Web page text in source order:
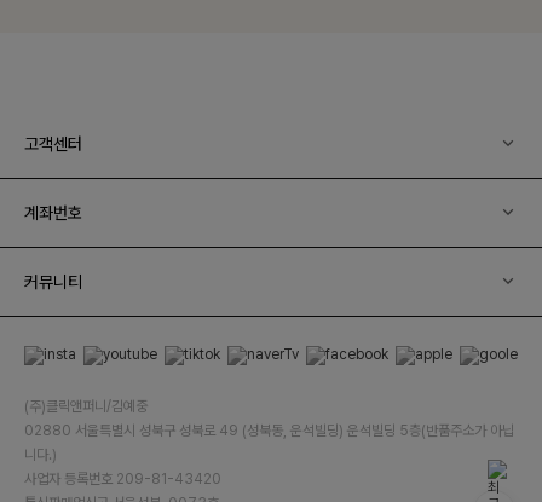
고객센터
계좌번호
커뮤니티
(주)클릭앤퍼니/김예중
02880 서울특별시 성북구 성북로 49 (성북동, 운석빌딩) 운석빌딩 5층(반품주소가 아닙
니다.)
사업자 등록번호 209-81-43420